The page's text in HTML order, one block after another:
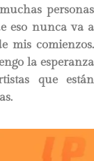
personas
eso nunca va a
mis comienzos.
la esperanza
que están